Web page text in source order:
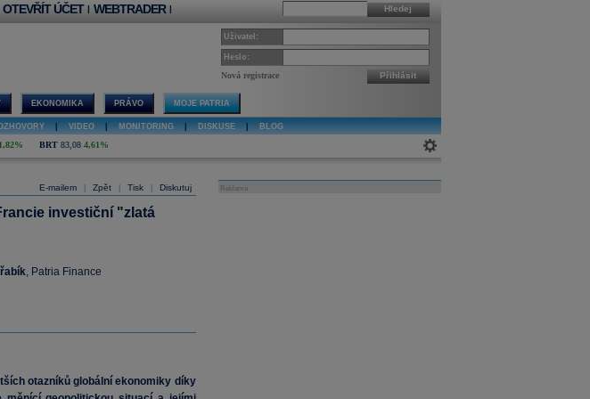
Hledej
OTEVŘÍT ÚČET | WEBTRADER |
Uživatel:
Heslo:
Nová registrace Přihlásit
EKONOMIKA PRÁVO MOJE PATRIA
VIDEO MONITORING DISKUSE BLOG
1,82% BRT 83,08 4,61%
E-mailem Zpět Tisk Diskutuj
investiční "zlatá
, Patria Finance
otazníků globální ekonomiky díky
Reklama